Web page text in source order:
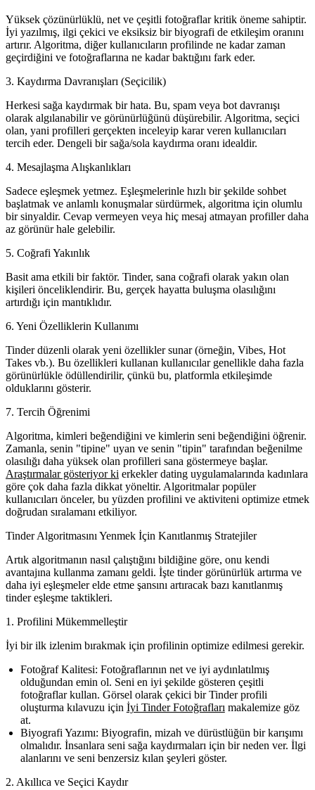
Yüksek çözünürlüklü, net ve çeşitli fotoğraflar kritik öneme sahiptir.
İyi yazılmış, ilgi çekici ve eksiksiz bir biyografi de etkileşim oranını
artırır. Algoritma, diğer kullanıcıların profilinde ne kadar zaman
geçirdiğini ve fotoğraflarına ne kadar baktığını fark eder.
3. Kaydırma Davranışları (Seçicilik)
Herkesi sağa kaydırmak bir hata. Bu, spam veya bot davranışı
olarak algılanabilir ve görünürlüğünü düşürebilir. Algoritma, seçici
olan, yani profilleri gerçekten inceleyip karar veren kullanıcıları
tercih eder. Dengeli bir sağa/sola kaydırma oranı idealdir.
4. Mesajlaşma Alışkanlıkları
Sadece eşleşmek yetmez. Eşleşmelerinle hızlı bir şekilde sohbet
başlatmak ve anlamlı konuşmalar sürdürmek, algoritma için olumlu
bir sinyaldir. Cevap vermeyen veya hiç mesaj atmayan profiller daha
az görünür hale gelebilir.
5. Coğrafi Yakınlık
Basit ama etkili bir faktör. Tinder, sana coğrafi olarak yakın olan
kişileri önceliklendirir. Bu, gerçek hayatta buluşma olasılığını
artırdığı için mantıklıdır.
6. Yeni Özelliklerin Kullanımı
Tinder düzenli olarak yeni özellikler sunar (örneğin, Vibes, Hot
Takes vb.). Bu özellikleri kullanan kullanıcılar genellikle daha fazla
görünürlükle ödüllendirilir, çünkü bu, platformla etkileşimde
olduklarını gösterir.
7. Tercih Öğrenimi
Algoritma, kimleri beğendiğini ve kimlerin seni beğendiğini öğrenir.
Zamanla, senin "tipine" uyan ve senin "tipin" tarafından beğenilme
olasılığı daha yüksek olan profilleri sana göstermeye başlar.
Araştırmalar gösteriyor ki erkekler dating uygulamalarında kadınlara
göre çok daha fazla dikkat yöneltir. Algoritmalar popüler
kullanıcıları önceler, bu yüzden profilini ve aktiviteni optimize etmek
doğrudan sıralamanı etkiliyor.
Tinder Algoritmasını Yenmek İçin Kanıtlanmış Stratejiler
Artık algoritmanın nasıl çalıştığını bildiğine göre, onu kendi
avantajına kullanma zamanı geldi. İşte tinder görünürlük artırma ve
daha iyi eşleşmeler elde etme şansını artıracak bazı kanıtlanmış
tinder eşleşme taktikleri.
1. Profilini Mükemmelleştir
İyi bir ilk izlenim bırakmak için profilinin optimize edilmesi gerekir.
Fotoğraf Kalitesi: Fotoğraflarının net ve iyi aydınlatılmış
olduğundan emin ol. Seni en iyi şekilde gösteren çeşitli
fotoğraflar kullan. Görsel olarak çekici bir Tinder profili
oluşturma kılavuzu için İyi Tinder Fotoğrafları makalemize göz
at.
Biyografi Yazımı: Biyografin, mizah ve dürüstlüğün bir karışımı
olmalıdır. İnsanlara seni sağa kaydırmaları için bir neden ver. İlgi
alanlarını ve seni benzersiz kılan şeyleri göster.
2. Akıllıca ve Seçici Kaydır